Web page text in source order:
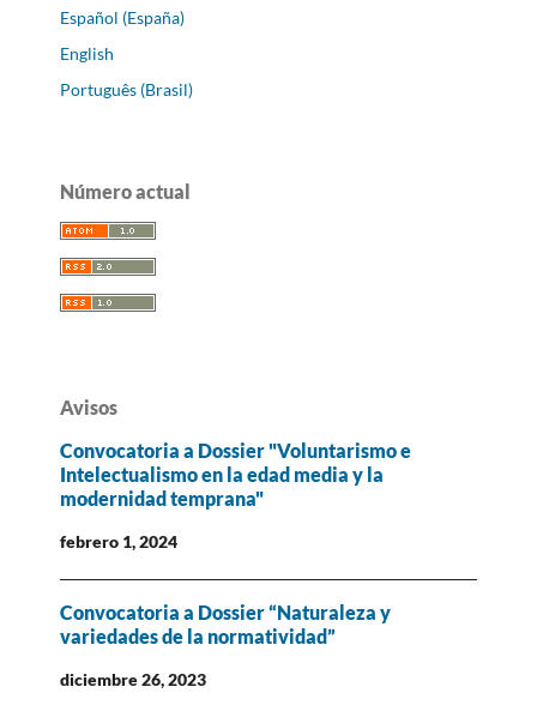
Español (España)
English
Português (Brasil)
Número actual
Avisos
Convocatoria a Dossier "Voluntarismo e
Intelectualismo en la edad media y la
modernidad temprana"
febrero 1, 2024
Convocatoria a Dossier “Naturaleza y
variedades de la normatividad”
diciembre 26, 2023